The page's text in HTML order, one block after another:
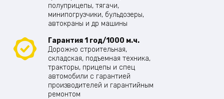
полуприцепы, тягачи,
минипогрузчики, бульдозеры,
автокраны и др машины
Гарантия 1 год/1000 м.ч.
Дорожно строительная,
складская, подъемная техника,
тракторы, прицепы и спец
автомобили с гарантией
производителей и гарантийным
ремонтом